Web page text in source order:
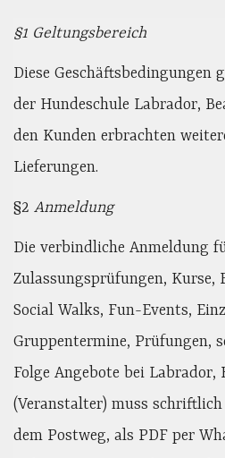
§1 Geltungsbereich
Diese Geschäftsbedingungen
der Hundeschule Labrador,
den Kunden erbrachten
Lieferungen.
§2 Anmeldung
Die verbindliche Anmeldung
Zulassungsprüfungen, Kurse,
Social Walks, Fun-Events,
Gruppentermine, Prüfungen,
Folge Angebote bei Labrador,
(Veranstalter) muss
dem Postweg, als PDF per